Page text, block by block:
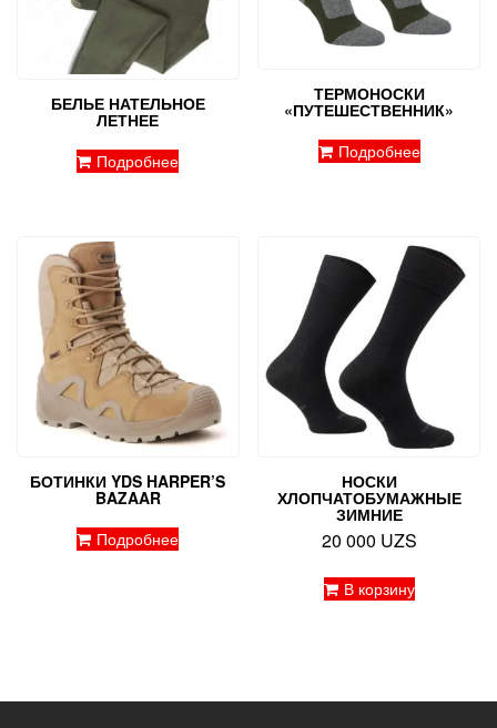
БЕЛЬЕ НАТЕЛЬНОЕ
ЛЕТНЕЕ
Подробнее
ТЕРМОНОСКИ
«ПУТЕШЕСТВЕННИК»
Подробнее
БОТИНКИ YDS HARPER’S
BAZAAR
Подробнее
НОСКИ
ХЛОПЧАТОБУМАЖНЫЕ
ЗИМНИЕ
20 000 UZS
В корзину